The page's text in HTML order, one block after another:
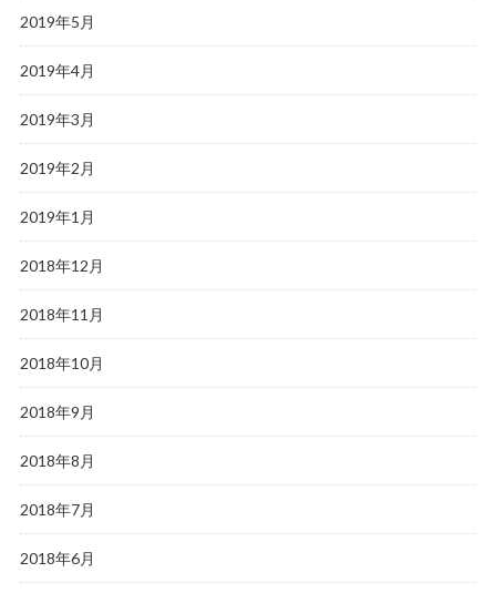
2019年5月
2019年4月
2019年3月
2019年2月
2019年1月
2018年12月
2018年11月
2018年10月
2018年9月
2018年8月
2018年7月
2018年6月